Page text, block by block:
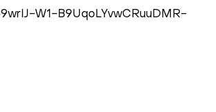
W1-B9UqoLYvwCRuuDMR-